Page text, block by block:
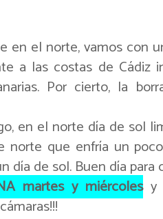
en el norte, vamos con
a las costas de Cádiz
Por cierto, la
en el norte día de sol
norte que enfría un
día de sol. Buen día para
martes y miércolesy